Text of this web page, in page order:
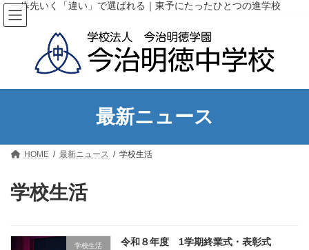
コ
ン
テ
キ
ナ
ビ
ゲ
に
一歩先いく「違い」で選ばれる｜東予にたったひとつの進学校
最新ニュース
HOME 最新ニュース 学校生活
学校生活
学校生活 令和８年度 1学期終業式・表彰式